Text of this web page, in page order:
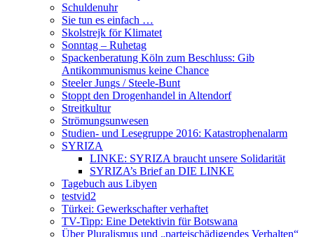
Schuldenuhr
Sie tun es einfach …
Skolstrejk för Klimatet
Sonntag – Ruhetag
Spackenberatung Köln zum Beschluss: Gib
Antikommunismus keine Chance
Steeler Jungs / Steele-Bunt
Stoppt den Drogenhandel in Altendorf
Streitkultur
Strömungsunwesen
Studien- und Lesegruppe 2016: Katastrophenalarm
SYRIZA
LINKE: SYRIZA braucht unsere Solidarität
SYRIZA’s Brief an DIE LINKE
Tagebuch aus Libyen
testvid2
Türkei: Gewerkschafter verhaftet
TV-Tipp: Eine Detektivin für Botswana
Über Pluralismus und „parteischädigendes Verhalten“